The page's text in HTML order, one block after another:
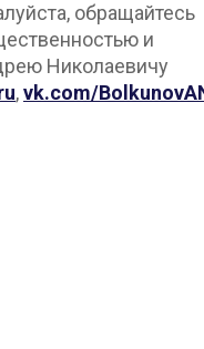
обращайтесь
и
Николаевичу
,vk.com/